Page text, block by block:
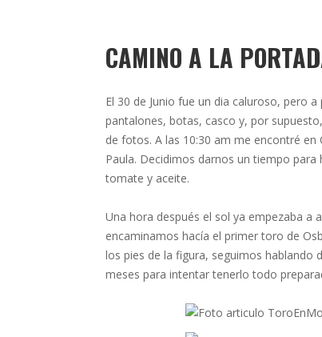
CAMINO A LA
El 30 de Junio fue un dia caluroso, pero
pantalones, botas, casco y, por supuesto,
de fotos. A las 10:30 am me encontré
Paula. Decidimos darnos un tiempo
tomate y aceite.
Una hora después el sol ya empezaba
encaminamos hacía el primer toro de
los pies de la figura, seguimos hablando
meses para intentar tenerlo todo